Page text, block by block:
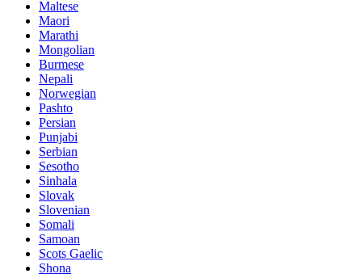
Maltese
Maori
Marathi
Mongolian
Burmese
Nepali
Norwegian
Pashto
Persian
Punjabi
Serbian
Sesotho
Sinhala
Slovak
Slovenian
Somali
Samoan
Scots Gaelic
Shona